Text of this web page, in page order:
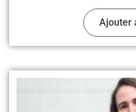
Ajouter